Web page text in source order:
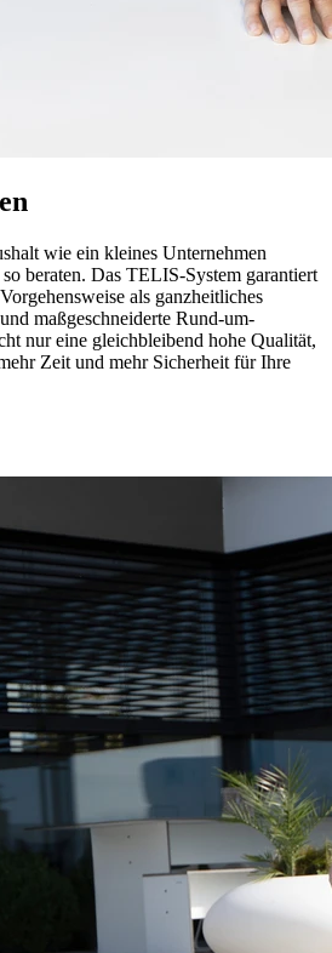
wie ein kleines Unternehmen
beraten. Das TELIS-System garantiert
als ganzheitliches
maßgeschneiderte Rund-um-
nur eine gleichbleibend hohe Qualität,
Zeit und mehr Sicherheit für Ihre